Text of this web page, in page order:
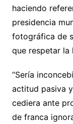
haciendo
presidencia
fotográfica de
que respetar
“Sería
actitud pasiva
cediera ante
de franca